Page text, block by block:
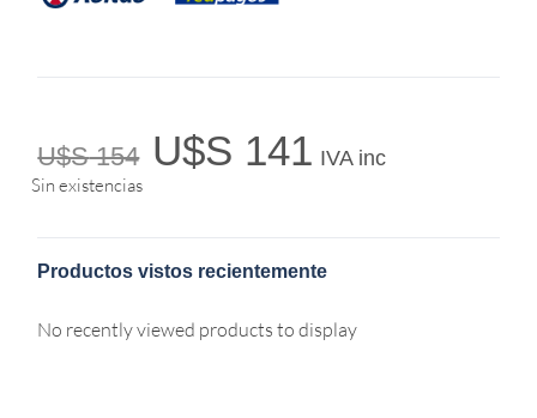
U$S154 U$S 141 IVA inc
Sin existencias
Productos vistos recientemente
No recently viewed products to display